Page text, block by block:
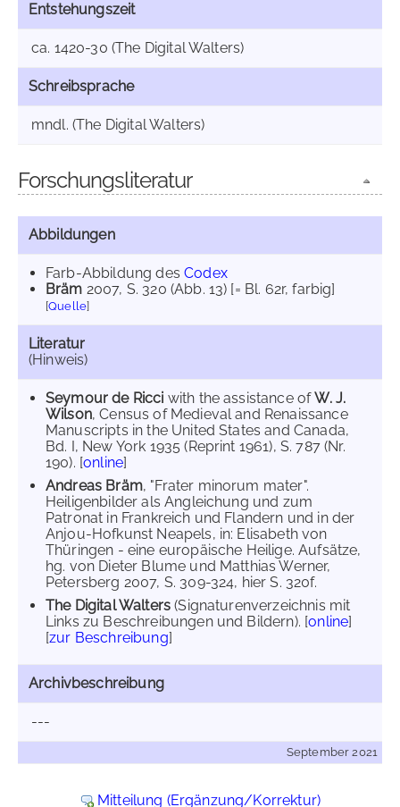
Entstehungszeit
ca. 1420-30 (The Digital Walters)
Schreibsprache
mndl. (The Digital Walters)
Forschungsliteratur
Abbildungen
Farb-Abbildung desCodex
Bräm 2007, S. 320 (Abb. 13) [= Bl. 62r, farbig]
[Quelle]
Literatur
(Hinweis)
Seymour de Ricci with the assistance ofW. J.
Wilson, Census of Medieval and Renaissance
Manuscripts in the United States and Canada,
Bd. I, New York 1935 (Reprint 1961), S. 787 (Nr.
190). [online]
Andreas Bräm, "Frater minorum mater".
Heiligenbilder als Angleichung und zum
Patronat in Frankreich und Flandern und in der
Anjou-Hofkunst Neapels, in: Elisabeth von
Thüringen - eine europäische Heilige. Aufsätze,
hg. von Dieter Blume und Matthias Werner,
Petersberg 2007, S. 309-324, hier S. 320f.
The Digital Walters (Signaturenverzeichnis mit
Links zu Beschreibungen und Bildern). [online]
[zur Beschreibung]
Archivbeschreibung
---
September 2021
Mitteilung (Ergänzung/Korrektur)